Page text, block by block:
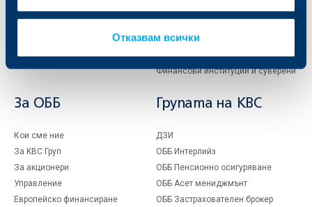
Отказвам всички
Частно банкиране
Актуализация на клиентски данни
Пазари, инвестиционно банкиране
Факторинг
Кредити за собственици на фирми
Финансови институции и суверени
За ОББ
Кои сме ние
За KBC Груп
За акционери
Управление
Европейско финансиране
Групата на KBC
ДЗИ
ОББ Интерлийз
ОББ Пенсионно осигуряване
ОББ Асет мениджмънт
ОББ Застрахователен брокер